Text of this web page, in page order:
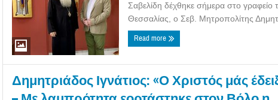
Σαβελίδη δέχθηκε σήμερα στο γραφείο
Θεσσαλίας, ο Σεβ. Μητροπολίτης
Read more
Δημητριάδος Ιγνάτιος: «Ο Χριστός μάς